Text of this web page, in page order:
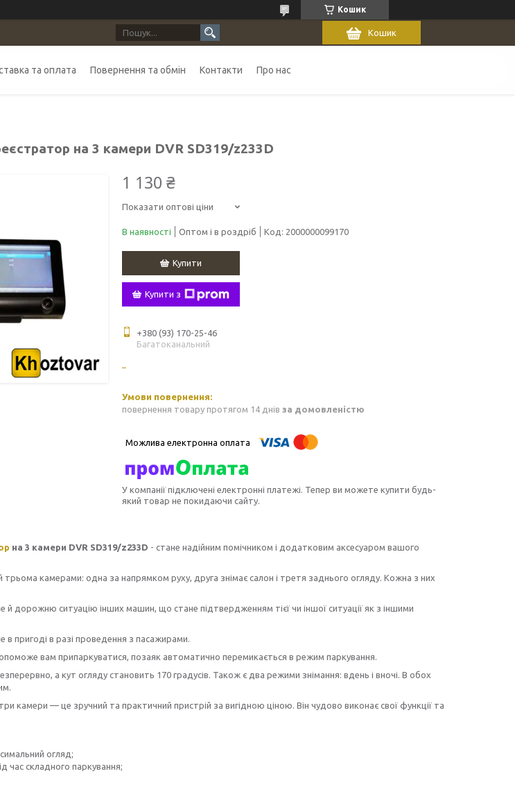
Кошик
Кошик
та оплата Повернення та обмін Контакти Про нас
на 3 камери DVR SD319/z233D
1 130 ₴
Показати оптові ціни
В наявності Оптом і в роздріб Код: 2000000099170
Купити
Купити з
+380 (93) 170-25-46
Багатоканальний
повернення товару протягом 14 днів за домовленістю
У компанії підключені електронні платежі. Тепер ви можете купити будь-
який товар не покидаючи сайту.
на 3 камери DVR SD319/z233D - стане надійним помічником і додатковим аксесуаром вашого
камерами: одна за напрямком руху, друга знімає салон і третя заднього огляду. Кожна з них
й дорожню ситуацію інших машин, що стане підтвердженням тієї чи іншої ситуації як з іншими
в пригоді в разі проведення з пасажирами.
вам припаркуватися, позаяк автоматично перемикається в режим паркування.
а кут огляду становить 170 градусів. Також є два режими знімання: вдень і вночі. В обох
камери — це зручний та практичний пристрій за вигідною ціною. Він чудово виконає свої функції та
огляд;
час складного паркування;